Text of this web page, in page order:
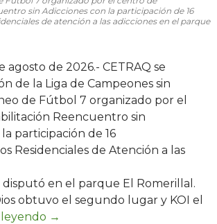
sin Adicciones con la participación de 16
de atención a las adicciones en el parque
agosto de 2026.- CETRAQ se
de la Liga de Campeones sin
de Fútbol 7 organizado por el
Reencuentro sin
participación de 16
Residenciales de Atención a las
disputó en el parque El Romerillal.
obtuvo el segundo lugar y KOI el